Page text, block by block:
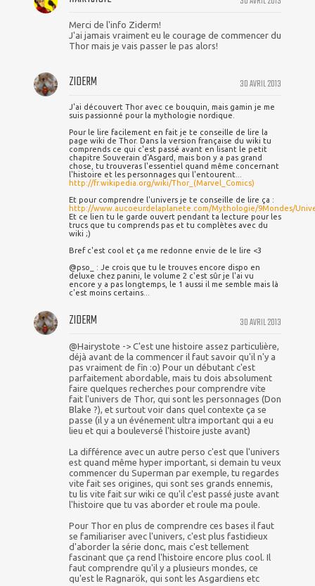
Merci de l'info Ziderm!
J'ai jamais vraiment eu le courage de commencer du
Thor mais je vais passer le pas alors!
30 AVRIL 2013
ZIDERM
J'ai découvert Thor avec ce bouquin, mais gamin je me
suis passionné pour la mythologie nordique.
Pour le lire facilement en fait je te conseille de lire la
page wiki de Thor. Dans la version française du wiki tu
comprends ce qui c'est passé avant en lisant le petit
chapitre Souverain d'Asgard, mais bon y a pas grand
chose, tu trouveras l'essentiel quand même concernant
l'histoire et les personnages qui l'entourent...
http://fr.wikipedia.org/wiki/Thor_(Marvel_Comics)
Et pour comprendre l'univers je te conseille de lire ça :
http://www.aucoeurdelaplanete.com/Mythologie/9Mondes/
Et ce lien tu le garde ouvert pendant ta lecture pour les
trucs que tu comprends pas et tu complètes avec du
wiki ;)
Bref c'est cool et ça me redonne envie de le lire <3
@pso_ : Je crois que tu le trouves encore dispo en
deluxe chez panini, le volume 2 c'est sûr je l'ai vu
encore y a pas longtemps, le 1 aussi il me semble mais là
c'est moins certains...
30 AVRIL 2013
ZIDERM
@Hairystote -> C'est une histoire assez particulière,
déjà avant de la commencer il faut savoir qu'il n'y a
pas vraiment de fin :o) Pour un débutant c'est
parfaitement abordable, mais tu dois absolument
faire quelques recherches pour comprendre vite
fait l'univers de Thor, qui sont les personnages (Don
Blake ?), et surtout voir dans quel contexte ça se
passe (il y a un événement ultra important qui a eu
lieu et qui a bouleversé l'histoire juste avant)
La différence avec un autre perso c'est que l'univers
est quand même hyper important, si demain tu veux
commencer du Superman par exemple, tu regardes
vite fait ses origines, qui sont ses grands ennemis,
tu lis vite fait sur wiki ce qu'il c'est passé juste avant
l'histoire que tu vas aborder et roule ma poule.
Pour Thor en plus de comprendre ces bases il faut
se familiariser avec l'univers, c'est plus fastidieux
d'aborder la série donc, mais c'est tellement
fascinant que ça rend l'histoire encore plus cool. Il
faut comprendre qu'il y a plusieurs mondes, ce
qu'est le Ragnarök, qui sont les Asgardiens etc